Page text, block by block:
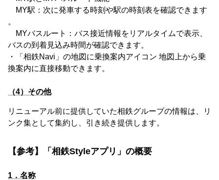
MY駅：次に発車する時刻や駅の時刻表を確認できます
。
MYバスルート：バス接近情報をリアルタイムで表示、
バスの到着見込み時間が確認できます。
・「相鉄Navi」の地図に乗換案内アイコン 地図上から乗
換案内に直接移動できます。
（4）その他
リニューアル前に提供していた相鉄グループの情報は、リ
ンク集として集約し、引き続き提供します。
【参考】「相鉄Styleアプリ」の概要
1．名称